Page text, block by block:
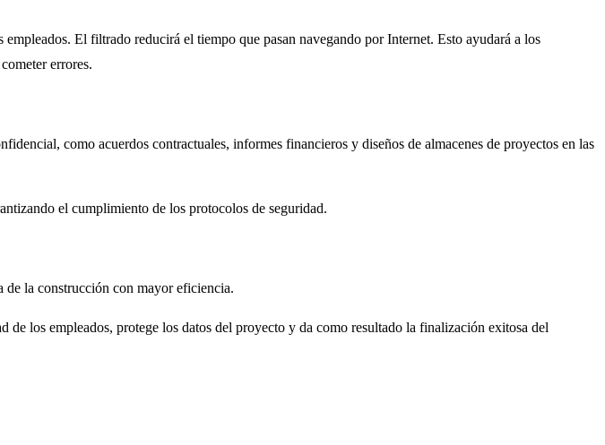
El filtrado reducirá el tiempo que pasan navegando por Internet. Esto ayudará a los
errores.
como acuerdos contractuales, informes financieros y diseños de almacenes de proyectos en las
el cumplimiento de los protocolos de seguridad.
de la construcción con mayor eficiencia.
los empleados, protege los datos del proyecto y da como resultado la finalización exitosa del